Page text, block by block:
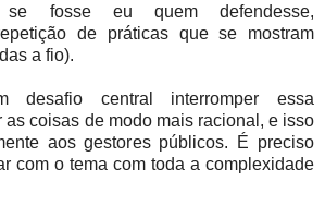
se fosse eu quem defendesse,
de práticas que se mostram
a fio).
central interromper essa
as coisas de modo mais racional, e isso
aos gestores públicos. É preciso
com o tema com toda a complexidade